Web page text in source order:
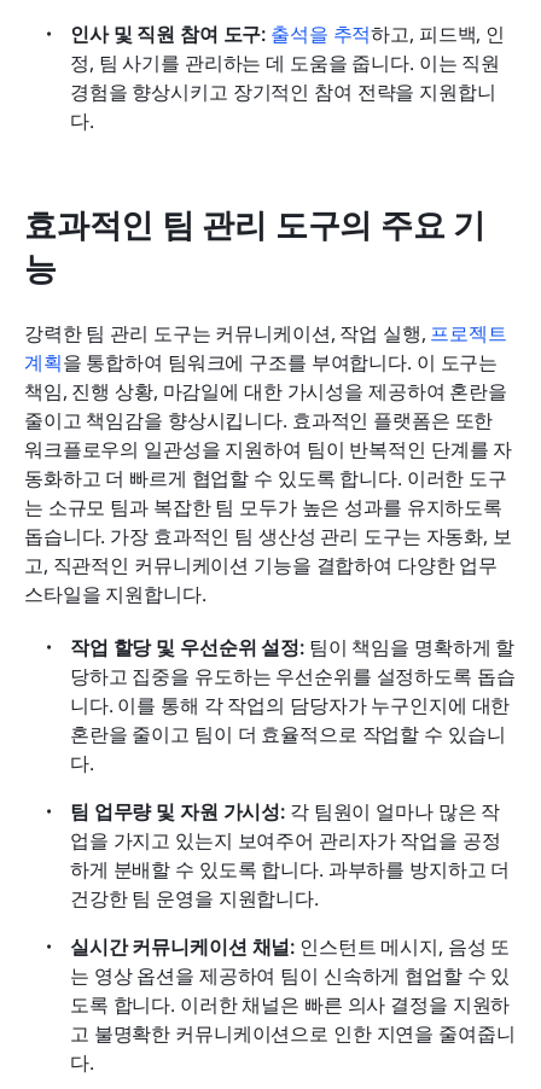
인사 및 직원 참여 도구: 출석을 추적하고, 피드백, 인
정, 팀 사기를 관리하는 데 도움을 줍니다. 이는 직원
경험을 향상시키고 장기적인 참여 전략을 지원합니
다.
효과적인 팀 관리 도구의 주요 기
능
강력한 팀 관리 도구는 커뮤니케이션, 작업 실행, 프로젝트
계획을 통합하여 팀워크에 구조를 부여합니다. 이 도구는
책임, 진행 상황, 마감일에 대한 가시성을 제공하여 혼란을
줄이고 책임감을 향상시킵니다. 효과적인 플랫폼은 또한
워크플로우의 일관성을 지원하여 팀이 반복적인 단계를 자
동화하고 더 빠르게 협업할 수 있도록 합니다. 이러한 도구
는 소규모 팀과 복잡한 팀 모두가 높은 성과를 유지하도록
돕습니다. 가장 효과적인 팀 생산성 관리 도구는 자동화, 보
고, 직관적인 커뮤니케이션 기능을 결합하여 다양한 업무
스타일을 지원합니다.
작업 할당 및 우선순위 설정: 팀이 책임을 명확하게 할
당하고 집중을 유도하는 우선순위를 설정하도록 돕습
니다. 이를 통해 각 작업의 담당자가 누구인지에 대한
혼란을 줄이고 팀이 더 효율적으로 작업할 수 있습니
다.
팀 업무량 및 자원 가시성: 각 팀원이 얼마나 많은 작
업을 가지고 있는지 보여주어 관리자가 작업을 공정
하게 분배할 수 있도록 합니다. 과부하를 방지하고 더
건강한 팀 운영을 지원합니다.
실시간 커뮤니케이션 채널: 인스턴트 메시지, 음성 또
는 영상 옵션을 제공하여 팀이 신속하게 협업할 수 있
도록 합니다. 이러한 채널은 빠른 의사 결정을 지원하
고 불명확한 커뮤니케이션으로 인한 지연을 줄여줍니
다.